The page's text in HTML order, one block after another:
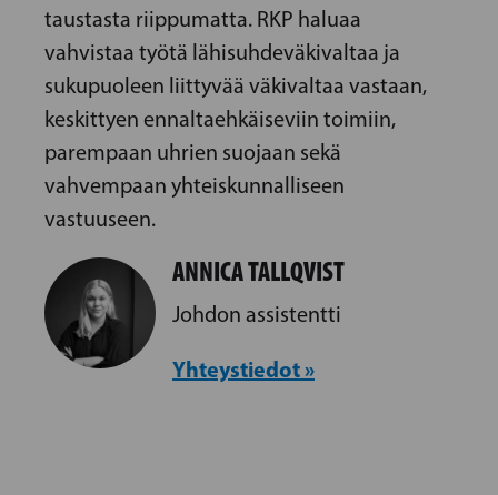
taustasta riippumatta. RKP haluaa
vahvistaa työtä lähisuhdeväkivaltaa ja
sukupuoleen liittyvää väkivaltaa vastaan,
keskittyen ennaltaehkäiseviin toimiin,
parempaan uhrien suojaan sekä
vahvempaan yhteiskunnalliseen
vastuuseen.
ANNICA TALLQVIST
Johdon assistentti
Yhteystiedot »